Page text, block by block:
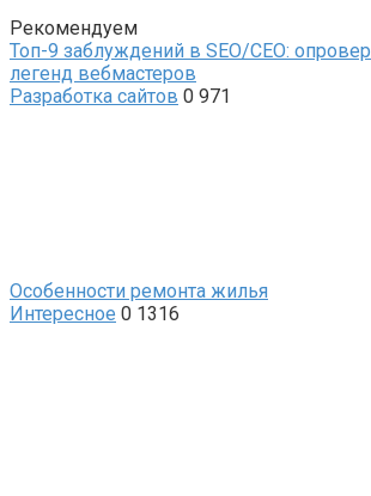
Рекомендуем
Топ-9 заблуждений в SEO/СЕО:
легенд вебмастеров
Разработка сайтов 0 971
Особенности ремонта жилья
Интересное 0 1316